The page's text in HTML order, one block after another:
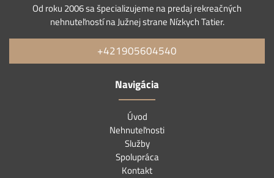
Od roku 2006 sa špecializujeme na predaj rekreačných
nehnuteľností na Južnej strane Nízkych Tatier.
+421905604540
Navigácia
Úvod
Nehnuteľnosti
Služby
Spolupráca
Kontakt